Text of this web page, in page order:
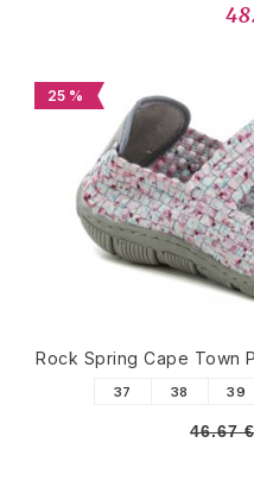
25 %
Rock Spring Cape Town
37 38 39
46.67